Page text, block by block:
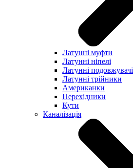
Латунні муфти
Латунні ніпелі
Латунні подовжувачі
Латунні трійники
Американки
Перехідники
Кути
Каналізація